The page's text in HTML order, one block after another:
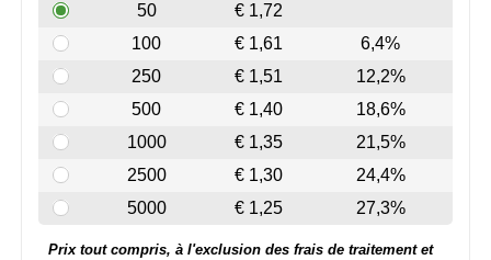
Mepal
MiniMAX
Moleskine
NoStress
Ocean Bottle
50
€ 1,72
100
€ 1,61
6,4%
250
€ 1,51
12,2%
500
€ 1,40
18,6%
1000
€ 1,35
21,5%
2500
€ 1,30
24,4%
5000
€ 1,25 27,3%
Prix tout compris, à l'exclusion des frais de traitement et